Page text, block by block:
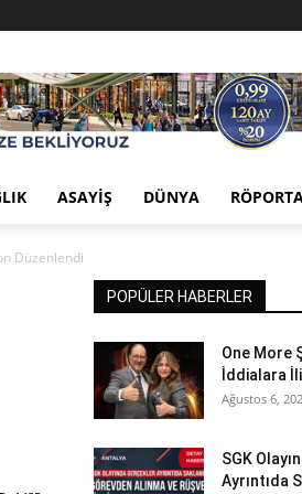
ASAYIŞ DÜNYA
Düzenlendi
POPÜLER HABERLER
One More
İddialara
Ağustos 6,
SGK
Ayrıntıda